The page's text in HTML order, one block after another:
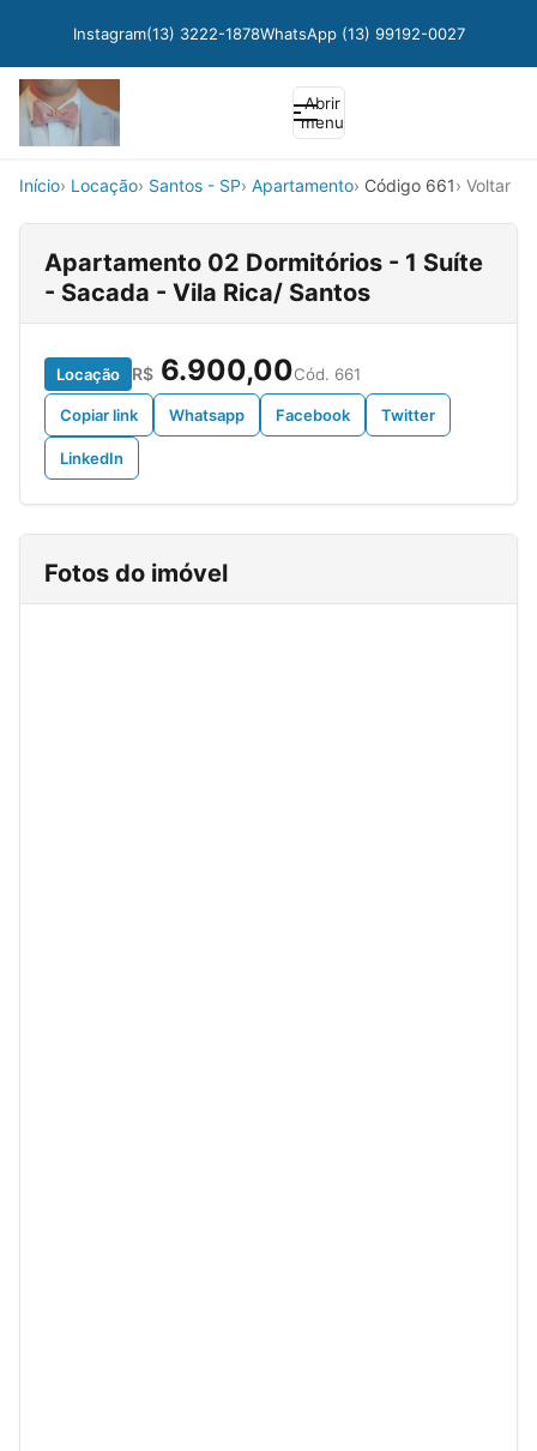
Instagram(13) 3222-1878WhatsApp (13) 99192-0027
Abrir
menu
Início Locação Santos - SP Apartamento Código 661 Voltar
Apartamento 02 Dormitórios - 1 Suíte
- Sacada - Vila Rica/ Santos
Locação R$ 6.900,00Cód. 661
Copiar link Whatsapp Facebook Twitter
LinkedIn
Fotos do imóvel